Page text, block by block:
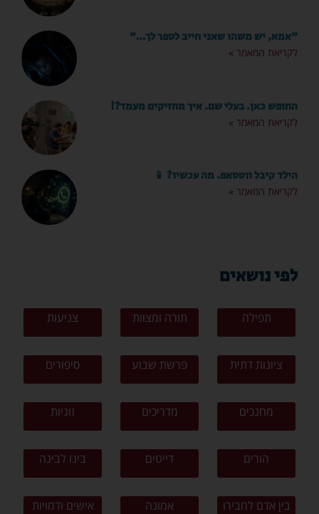
"אמא, יש משהו שאני חייב לספר לך…"
לקריאת המאמר »
החופש כאן. בעלי שם. איך מחזיקים מעמד?!
לקריאת המאמר »
הילד קיבל ווטסאפ. מה עכשיו? 📱
לקריאת המאמר »
לפי נושאים
תפילה תורה ומצוות צניעות
ציונות דתית פרשת שבוע סיפורים
מחנכים מדריכים זוגיות
הורים דייטים בינו לבינה
בין אדם לחבירו אמונה אישים ודמויות